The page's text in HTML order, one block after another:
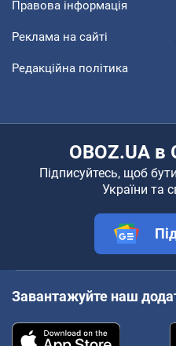
Правова інформація
Реклама на сайті
Редакційна політика
OBOZ.UA в
Підписуйтесь, щоб
України та
Завантажуйте наш